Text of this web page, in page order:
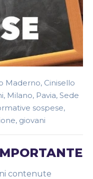
Maderno, Cinisello
, Milano, Pavia, Sede
sospese,
, giovani
contenute